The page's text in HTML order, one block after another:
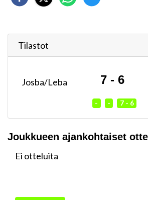
Tilastot
Josba/Leba 7 - 6
- - 7 - 6
Joukkueen ajankohtaiset
Ei otteluita